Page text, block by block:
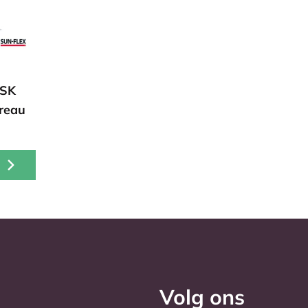
Volg ons